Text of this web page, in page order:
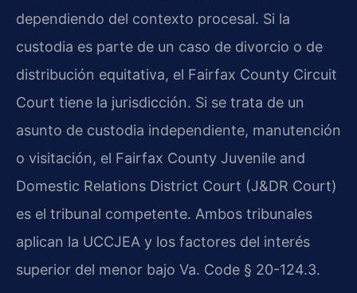
dependiendo del contexto procesal. Si la
custodia es parte de un caso de divorcio o de
distribución equitativa, el Fairfax County Circuit
Court tiene la jurisdicción. Si se trata de un
asunto de custodia independiente, manutención
o visitación, el Fairfax County Juvenile and
Domestic Relations District Court (J&DR Court)
es el tribunal competente. Ambos tribunales
aplican la UCCJEA y los factores del interés
superior del menor bajo Va. Code § 20-124.3.